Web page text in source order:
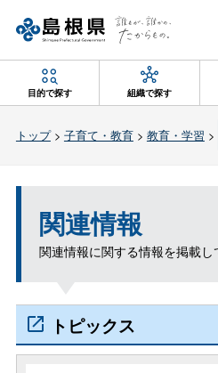
目的で探す 組織で探す
トップ> 子育て・教育> 教育・学習 >
関連情報
関連情報に関する情報を掲載し
トピックス